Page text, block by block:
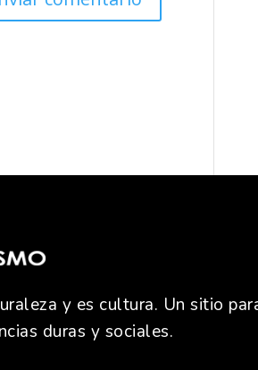
y es cultura. Un sitio
duras y sociales.